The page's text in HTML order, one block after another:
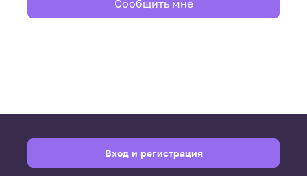
Сообщить мне
Вход и регистрация